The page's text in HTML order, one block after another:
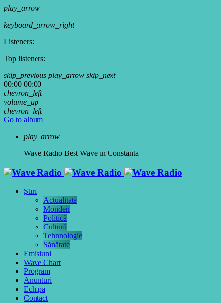
play_arrow
keyboard_arrow_right
Listeners:
Top listeners:
skip_previous play_arrow skip_next
00:00 00:00
chevron_left
volume_up
chevron_left
Go to album
play_arrow
Wave Radio Best Wave in Constanta
Ştiri
Actualitate
Monden
Politică
Cultură
Tehnnologie
Sănătate
Emisiuni
Wave Chart
Program
Anunturi
Echipa
Contact